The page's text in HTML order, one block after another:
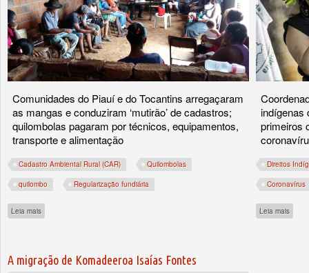
Comunidades do Piauí e do Tocantins arregaçaram
as mangas e conduziram ‘mutirão’ de cadastros;
quilombolas pagaram por técnicos, equipamentos,
transporte e alimentação
Cadastro Ambiental Rural (CAR) Quilombolas
quilombo Regularização fundiária
Leia mais sobre Diante da omissão do Estado, quilombolas avançam na implementação do
indígenas
primeiros
Direitos
Coronavírus
Leia mais
A migração de Komadeeroa Isaías Fontes